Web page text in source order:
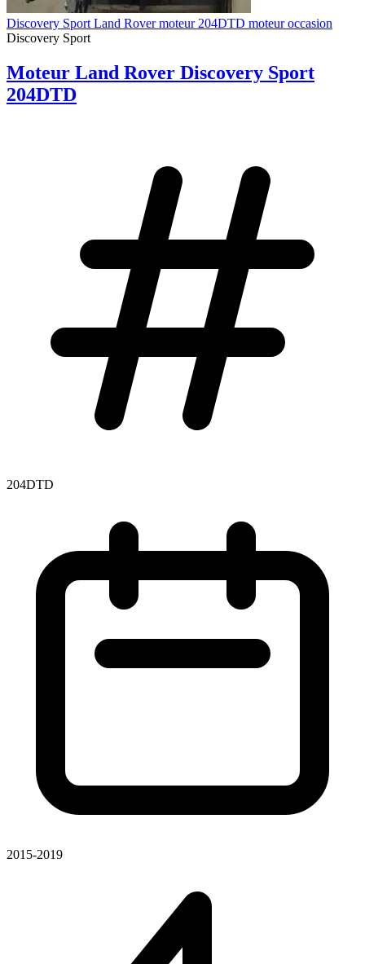
Discovery Sport Land Rover moteur 204DTD moteur occasion
Discovery Sport
Moteur Land Rover Discovery Sport
204DTD
204DTD
2015-2019